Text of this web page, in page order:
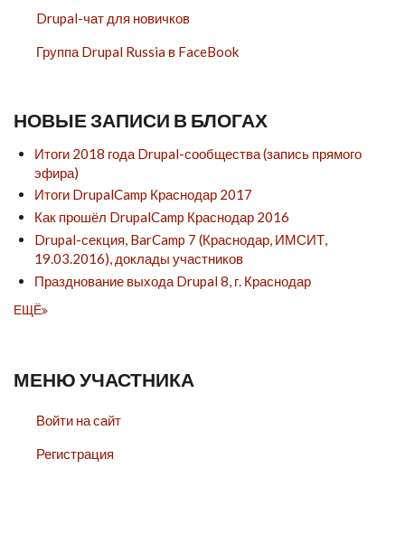
Drupal-чат для новичков
Группа Drupal Russia в FaceBook
НОВЫЕ ЗАПИСИ В БЛОГАХ
Итоги 2018 года Drupal-сообщества (запись прямого
эфира)
Итоги DrupalCamp Краснодар 2017
Как прошёл DrupalCamp Краснодар 2016
Drupal-секция, BarCamp 7 (Краснодар, ИМСИТ,
19.03.2016), доклады участников
Празднование выхода Drupal 8, г. Краснодар
ЕЩЁ
МЕНЮ УЧАСТНИКА
Войти на сайт
Регистрация